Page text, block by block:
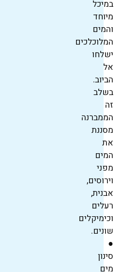
במיכל
מיוחד
והמים
המלוכלכים
ישלחו
אל
הביוב.
בשלב
זה
הממברנה
מסננת
את
המים
מפני
וירוסים,
אבנית,
רעלים
וכימיקלים
שונים.
●
סינון
מים